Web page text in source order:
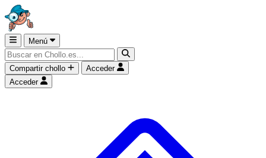
Menú
Compartir chollo
Acceder
Acceder